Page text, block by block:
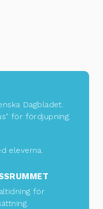
Dagbladet.
för fördjupning.
eleverna.
för
.